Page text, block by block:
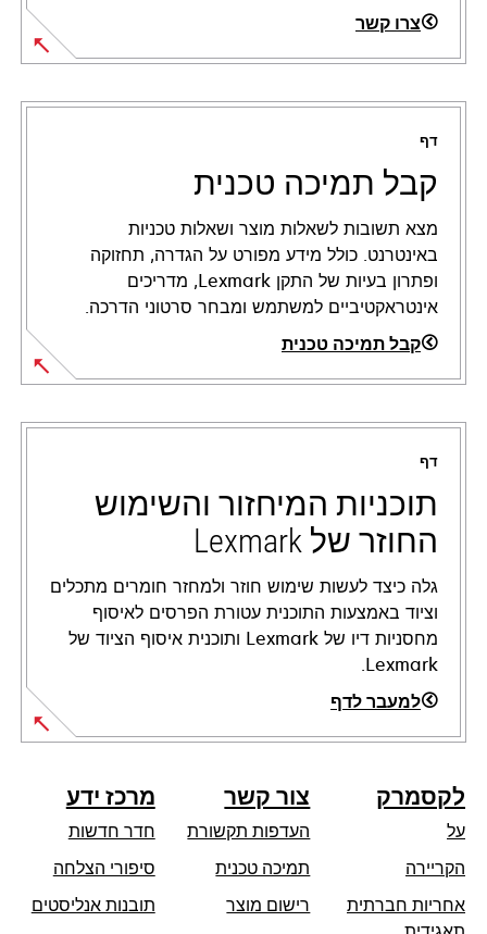
צרו קשר
דף
קבל תמיכה טכנית
מצא תשובות לשאלות מוצר ושאלות טכניות
באינטרנט. כולל מידע מפורט על הגדרה, תחזוקה
ופתרון בעיות של התקן Lexmark, מדריכים
אינטראקטיביים למשתמש ומבחר סרטוני הדרכה.
קבל תמיכה טכנית
opens
in
new
tab
דף
תוכניות המיחזור והשימוש
החוזר של Lexmark
גלה כיצד לעשות שימוש חוזר ולמחזר חומרים מתכלים
וציוד באמצעות התוכנית עטורת הפרסים לאיסוף
מחסניות דיו של Lexmark ותוכנית איסוף הציוד של
Lexmark.
למעבר לדף
לקסמרק
על
הקריירה
אחריות חברתית
צור קשר
העדפות תקשורת
תמיכה טכניתopens
רישום מוצר
מרכז ידע
חדר חדשות
סיפורי הצלחה
תובנות אנליסטים